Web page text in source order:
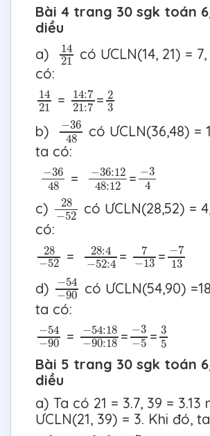
Bài 4 trang 30 sgk toán
diều
a)
14
21
1421
có ƯCLN(14, 21) =
có:
14
21
1421
= 14:7
21:7
14:721 7
= 2
3
23
b) −36
48
3648
có ƯCLN(36,48) =
ta có:
−36
48
3648
= −36:12
48:12
36:1248 12
= −3
4
34
c)
28
−52
28−
có ƯCLN(28,52) =
có:
28
−52
28−
= 28:4
−52:4
28:4−
=
7
−13
−13
= −7
13
713
d) −54
−90
54−
có ƯCLN(54,90)
ta có:
−54
−90
54−
= −54:18
−90:18
54:18− 18
= −3
−5
−3−
= 3
5
35
Bài 5 trang 30 sgk toán
diều
a) Ta có 21 = 3.7, 39 = 3.13
ƯCLN(21, 39) = 3. Khi đó,